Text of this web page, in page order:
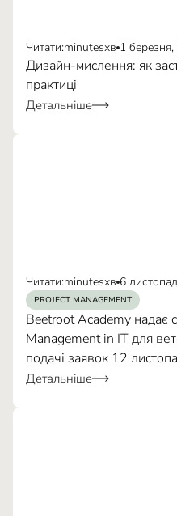
міжнародна
рекомендаціїщодо
інклюзивних стратегій
інтелекту
USB → DC-
Зелене кодування
Читати:minutesхв 1
Дизайн-мислення: як
практиці
Детальніше
Читати:minutesхв 6
PROJECT MANAGEMENT
Beetroot Academy надає
Management in IT для
подачі заявок 12
Детальніше